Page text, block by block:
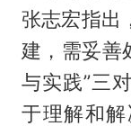
张志宏指出
建，需妥善
与实践”三
于理解和